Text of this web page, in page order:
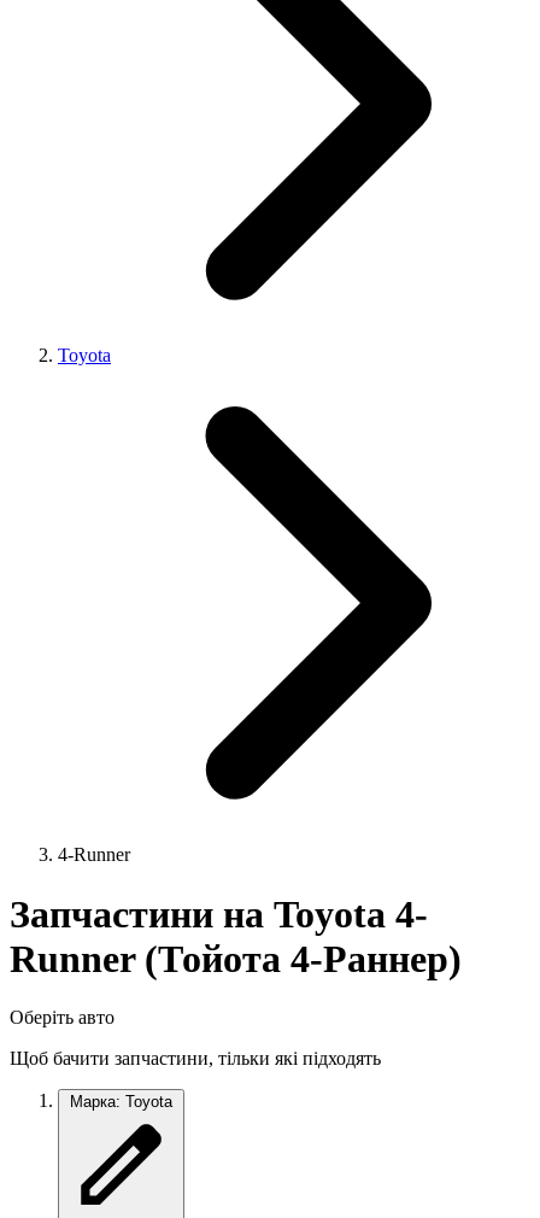
Toyota
4-Runner
Запчастини на Toyota 4-
Runner (Тойота 4-Раннер)
Оберіть авто
Щоб бачити запчастини, тільки які підходять
Марка: Toyota